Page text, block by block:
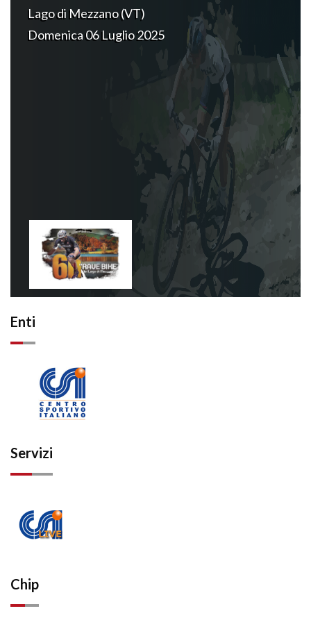
Lago di Mezzano (VT)
Domenica 06 Luglio 2025
Enti
Servizi
Chip